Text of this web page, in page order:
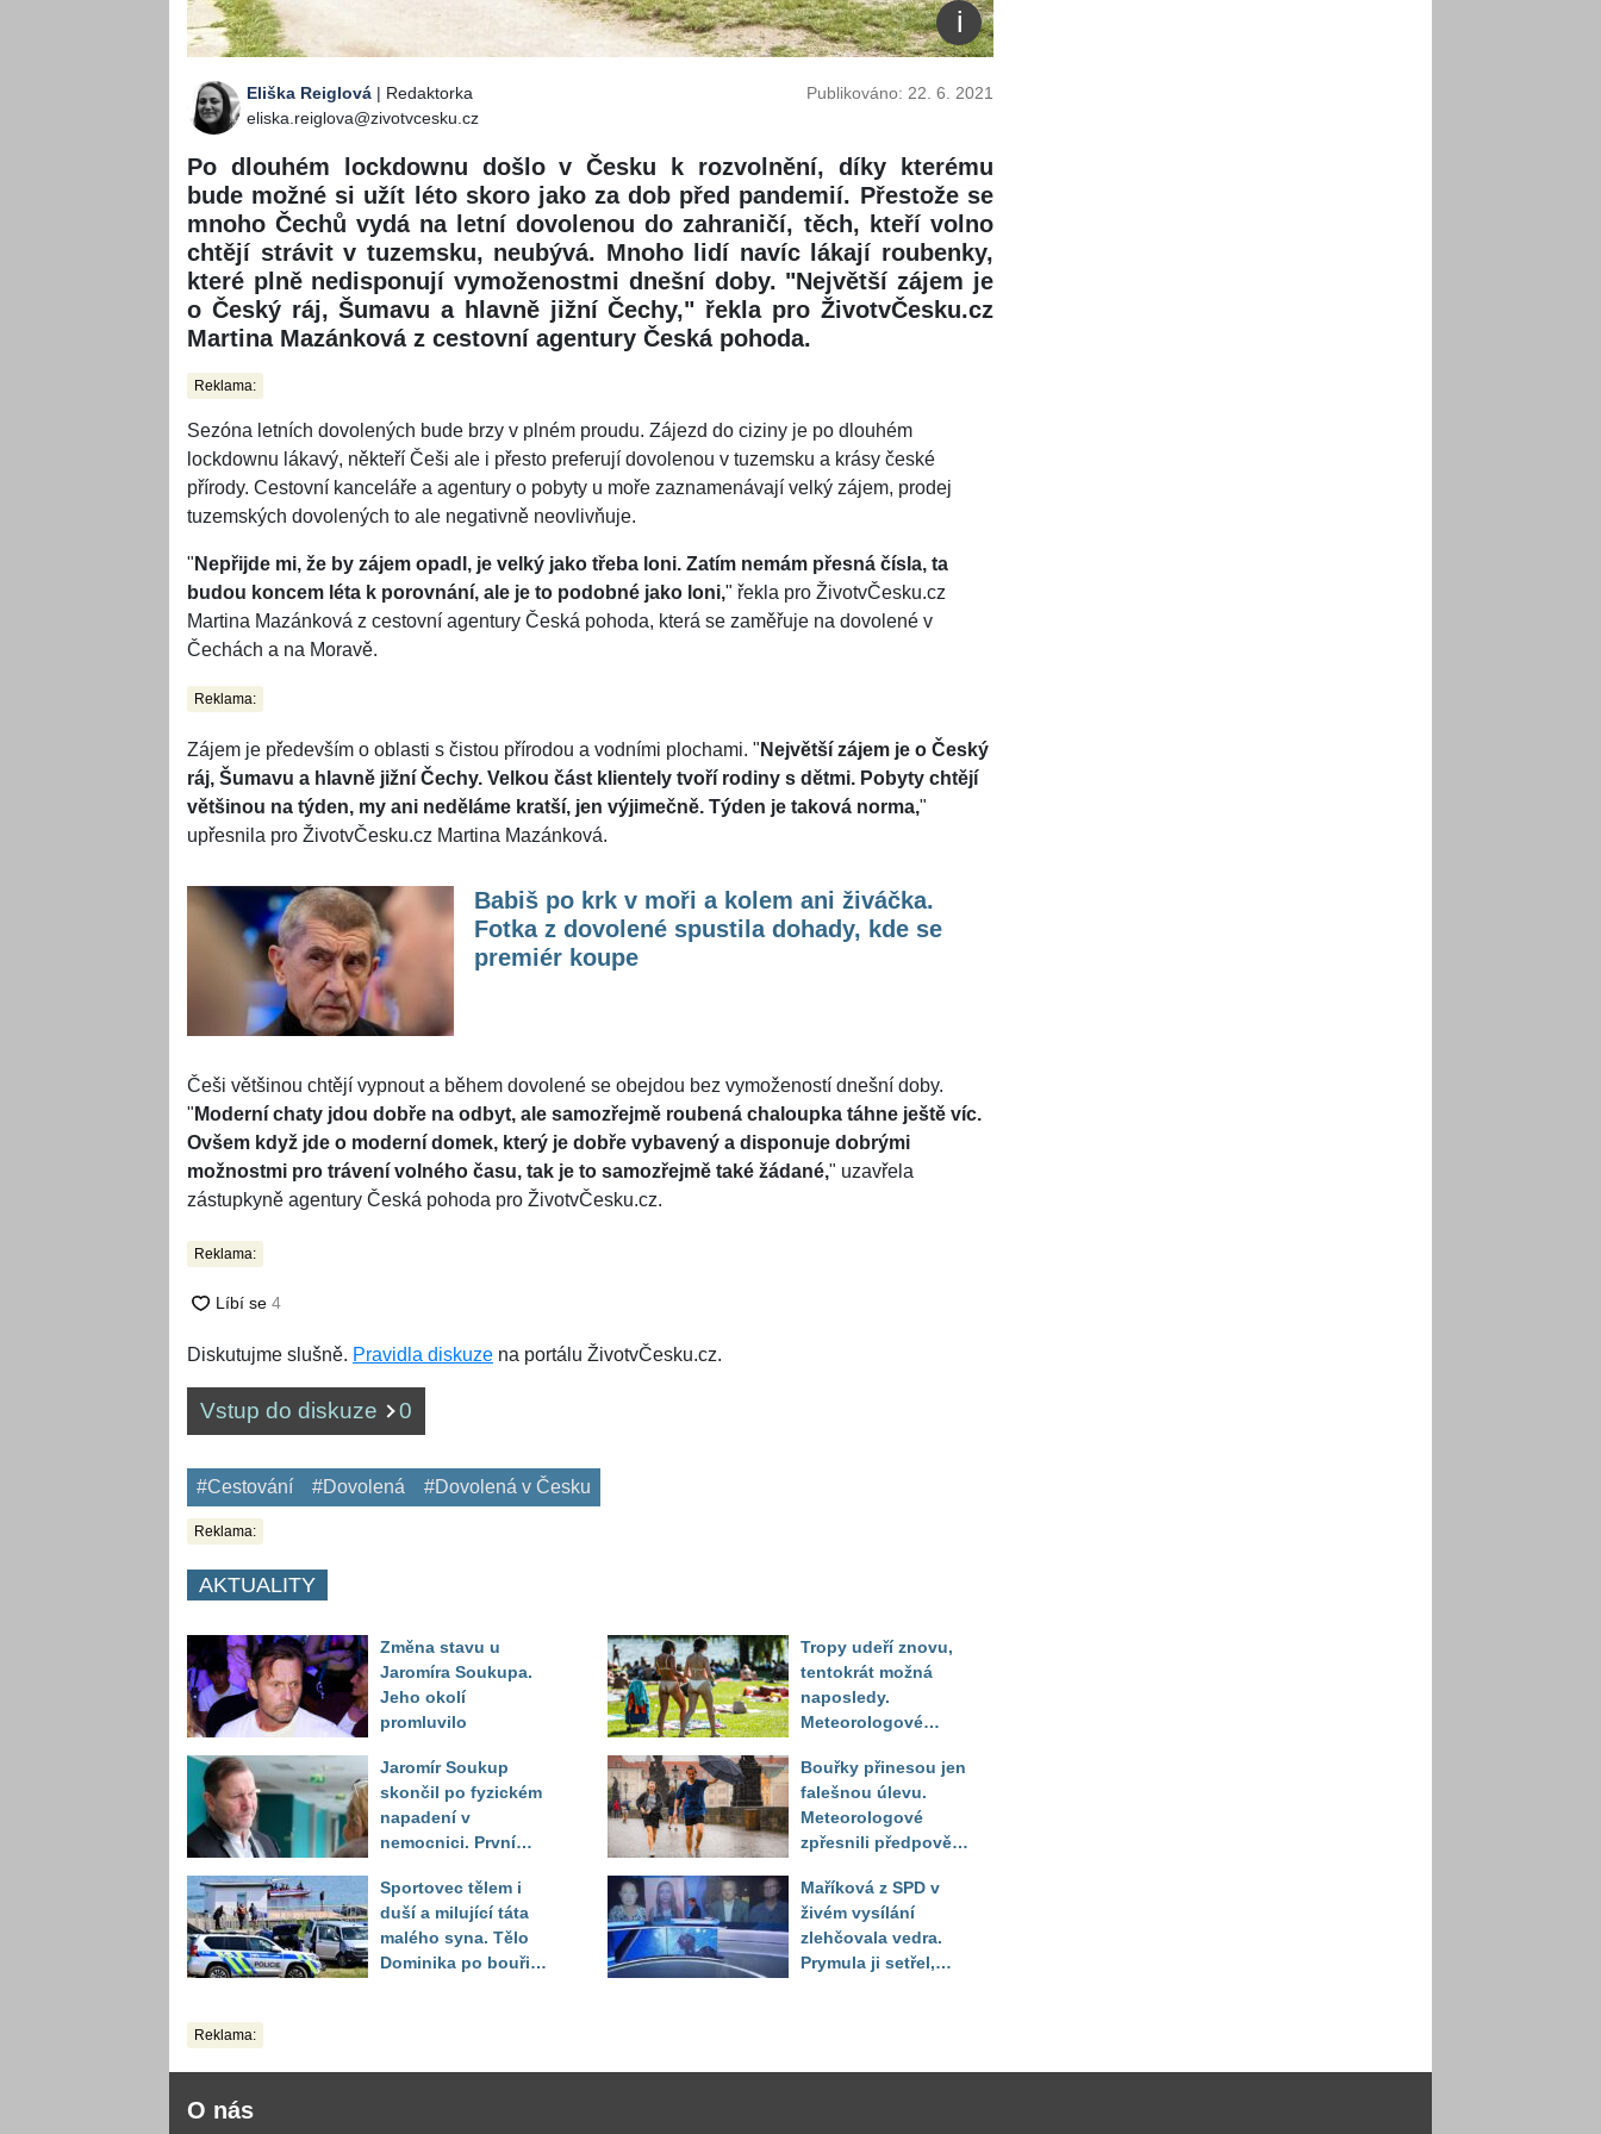
Eliška Reiglová | Redaktorka
eliska.reiglova@zivotvcesku.cz
Publikováno: 22. 6. 2021
Po dlouhém lockdownu došlo v Česku k rozvolnění, díky kterému
bude možné si užít léto skoro jako za dob před pandemií. Přestože se
mnoho Čechů vydá na letní dovolenou do zahraničí, těch, kteří volno
chtějí strávit v tuzemsku, neubývá. Mnoho lidí navíc lákají roubenky,
které plně nedisponují vymoženostmi dnešní doby. "Největší zájem je
o Český ráj, Šumavu a hlavně jižní Čechy," řekla pro ŽivotvČesku.cz
Martina Mazánková z cestovní agentury Česká pohoda.
Reklama:
Sezóna letních dovolených bude brzy v plném proudu. Zájezd do ciziny je po dlouhém
lockdownu lákavý, někteří Češi ale i přesto preferují dovolenou v tuzemsku a krásy české
přírody. Cestovní kanceláře a agentury o pobyty u moře zaznamenávají velký zájem, prodej
tuzemských dovolených to ale negativně neovlivňuje.
" Nepřijde mi, že by zájem opadl, je velký jako třeba loni. Zatím nemám přesná čísla, ta
budou koncem léta k porovnání, ale je to podobné jako loni," řekla pro ŽivotvČesku.cz
Martina Mazánková z cestovní agentury Česká pohoda, která se zaměřuje na dovolené v
Čechách a na Moravě.
Reklama:
Zájem je především o oblasti s čistou přírodou a vodními plochami. " Největší zájem je o Český
ráj, Šumavu a hlavně jižní Čechy. Velkou část klientely tvoří rodiny s dětmi. Pobyty chtějí
většinou na týden, my ani neděláme kratší, jen výjimečně. Týden je taková norma,"
upřesnila pro ŽivotvČesku.cz Martina Mazánková.
Babiš po krk v moři a kolem ani živáčka.
Fotka z dovolené spustila dohady, kde se
premiér koupe
Češi většinou chtějí vypnout a během dovolené se obejdou bez vymožeností dnešní doby.
" Moderní chaty jdou dobře na odbyt, ale samozřejmě roubená chaloupka táhne ještě víc.
Ovšem když jde o moderní domek, který je dobře vybavený a disponuje dobrými
možnostmi pro trávení volného času, tak je to samozřejmě také žádané," uzavřela
zástupkyně agentury Česká pohoda pro ŽivotvČesku.cz.
Reklama:
Diskutujme slušně. Pravidla diskuze na portálu ŽivotvČesku.cz.
Vstup do diskuze 0
#Cestování #Dovolená #Dovolená v Česku
Reklama:
AKTUALITY
Změna stavu u
Jaromíra Soukupa.
Jeho okolí
promluvilo
Jaromír Soukup
skončil po fyzickém
napadení v
nemocnici. První
Sportovec tělem i
duší a milující táta
malého syna. Tělo
Dominika po bouři
Tropy udeří znovu,
tentokrát možná
naposledy.
Meteorologové
do září
Bouřky přinesou jen
falešnou úlevu.
Meteorologové
zpřesnili předpověď
horkého počasí
Maříková z SPD v
živém vysílání
zlehčovala vedra.
Prymula ji setřel,
Reklama:
O nás